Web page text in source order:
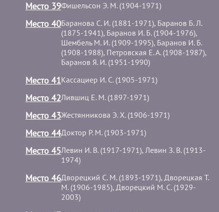
Место 39Фишельсон Э. М. (1904-1971)
Место 40Баранова С. И. (1881-1971), Баранов Б. Л.
(1875-1941), Баранов И. Б. (1904-1976),
Шембель М. И. (1909-1995), Баранов И. Б.
(1908-1988), Петровская Е. А. (1908-1987),
Баранов Я. И. (1951-1990)
Место 41Кассациер И. С. (1905-1971)
Место 42Лившиц Е. М. (1897-1971)
Место 43Жестянникова Э. Х. (1906-1971)
Место 44Доктор Р. М. (1903-1971)
Место 45Левин И. В. (1917-1971), Левин З. В. (1913-
1974)
Место 46Дворецкий С. М. (1893-1971), Дворецкая Т.
М. (1906-1985), Дворецкий М. С. (1929-
2003)